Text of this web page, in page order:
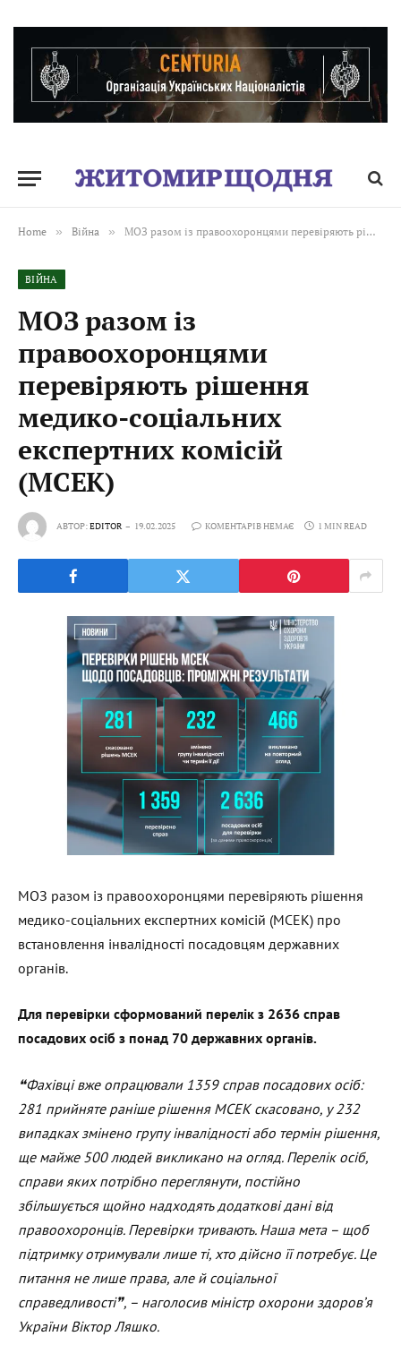
Home » Війна » МОЗ разом із правоохоронцями перевіряють рішення медико-соціальних експертних комісій (МСЕК)
ВІЙНА
МОЗ разом із
правоохоронцями
перевіряють рішення
медико-соціальних
експертних комісій
(МСЕК)
АВТОР:EDITOR 19.02.2025 КОМЕНТАРІВ НЕМАЄ 1 MIN READ
МОЗ разом із правоохоронцями перевіряють рішення
медико-соціальних експертних комісій (МСЕК) про
встановлення інвалідності посадовцям державних
органів.
Для перевірки сформований перелік з 2636 справ
посадових осіб з понад 70 державних органів.
❝Фахівці вже опрацювали 1359 справ посадових осіб:
281 прийняте раніше рішення МСЕК скасовано, у 232
випадках змінено групу інвалідності або термін рішення,
ще майже 500 людей викликано на огляд. Перелік осіб,
справи яких потрібно переглянути, постійно
збільшується щойно надходять додаткові дані від
правоохоронців. Перевірки тривають. Наша мета – щоб
підтримку отримували лише ті, хто дійсно її потребує. Це
питання не лише права, але й соціальної
справедливості❞, – наголосив міністр охорони здоров’я
УкраїниВіктор Ляшко.